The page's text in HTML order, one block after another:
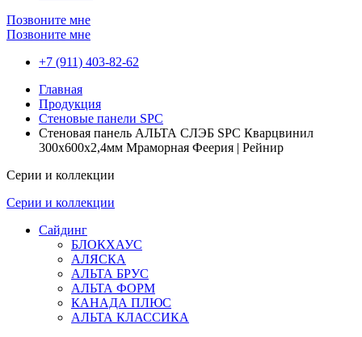
Позвоните мне
Позвоните мне
+7 (911) 403-82-62
Главная
Продукция
Стеновые панели SPC
Стеновая панель АЛЬТА СЛЭБ SPC Кварцвинил
300х600х2,4мм Мраморная Феерия | Рейнир
Серии и коллекции
Серии и коллекции
Сайдинг
БЛОКХАУС
АЛЯСКА
АЛЬТА БРУС
АЛЬТА ФОРМ
КАНАДА ПЛЮС
АЛЬТА КЛАССИКА